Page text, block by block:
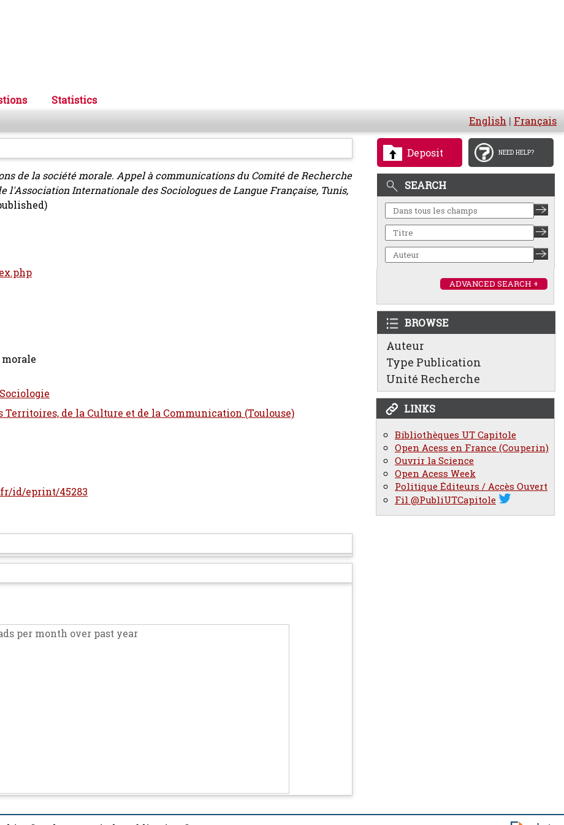
Statistics
English | Français
Deposit NEED HELP?
SEARCH
ADVANCED SEARCH +
BROWSE
Auteur
Type Publication
Unité Recherche
LINKS
Bibliothèques UT Capitole
Open Acess en France (Couperin)
Ouvrir la Science
Open Acess Week
Politique Éditeurs / Accès Ouvert
Fil @PubliUTCapitole
de la société morale. Appel à communications du Comité de Recherche
l'Association Internationale des Sociologues de Langue Française, Tunis,
Territoires, de la Culture et de la Communication (Toulouse)
id/eprint/45283
per month over past year